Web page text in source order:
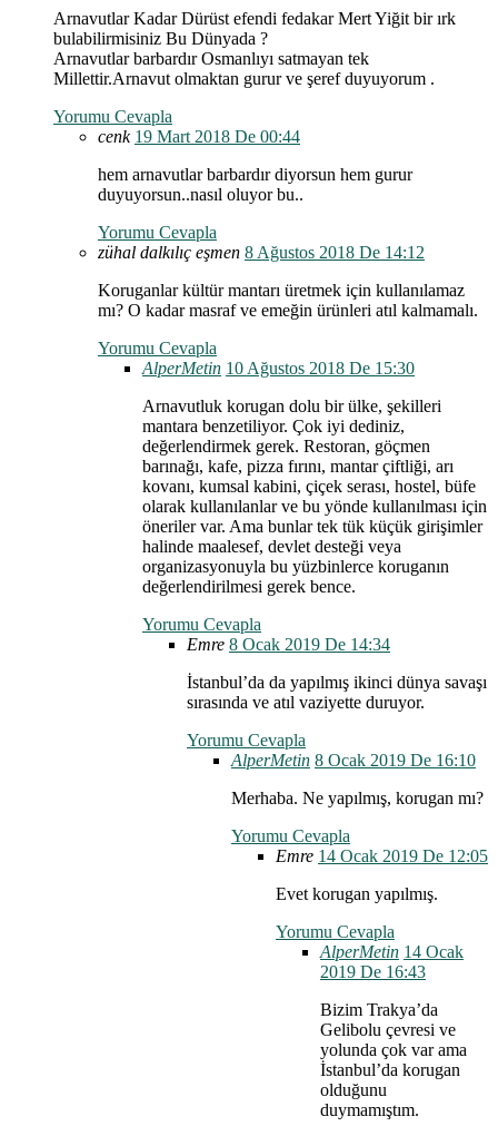
Arnavutlar Kadar Dürüst efendi fedakar Mert Yiğit bir ırk
bulabilirmisiniz Bu Dünyada ?
Arnavutlar barbardır Osmanlıyı satmayan tek
Millettir.Arnavut olmaktan gurur ve şeref duyuyorum .
Yorumu Cevapla
cenk 19 Mart 2018 De 00:44
hem arnavutlar barbardır diyorsun hem gurur
duyuyorsun..nasıl oluyor bu..
Yorumu Cevapla
zühal dalkılıç eşmen 8 Ağustos 2018 De 14:12
Koruganlar kültür mantarı üretmek için kullanılamaz
mı? O kadar masraf ve emeğin ürünleri atıl kalmamalı.
Yorumu Cevapla
AlperMetin 10 Ağustos 2018 De 15:30
Arnavutluk korugan dolu bir ülke, şekilleri
mantara benzetiliyor. Çok iyi dediniz,
değerlendirmek gerek. Restoran, göçmen
barınağı, kafe, pizza fırını, mantar çiftliği, arı
kovanı, kumsal kabini, çiçek serası, hostel, büfe
olarak kullanılanlar ve bu yönde kullanılması için
öneriler var. Ama bunlar tek tük küçük girişimler
halinde maalesef, devlet desteği veya
organizasyonuyla bu yüzbinlerce koruganın
değerlendirilmesi gerek bence.
Yorumu Cevapla
Emre 8 Ocak 2019 De 14:34
İstanbul’da da yapılmış ikinci dünya savaşı
sırasında ve atıl vaziyette duruyor.
Yorumu Cevapla
AlperMetin 8 Ocak 2019 De 16:10
Merhaba. Ne yapılmış, korugan mı?
Yorumu Cevapla
Emre 14 Ocak 2019 De 12:05
Evet korugan yapılmış.
Yorumu Cevapla
AlperMetin 14 Ocak
2019 De 16:43
Bizim Trakya’da
Gelibolu çevresi ve
yolunda çok var ama
İstanbul’da korugan
olduğunu
duymamıştım.